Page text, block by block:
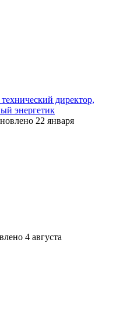
директор,
энергетик
22 января
4 августа